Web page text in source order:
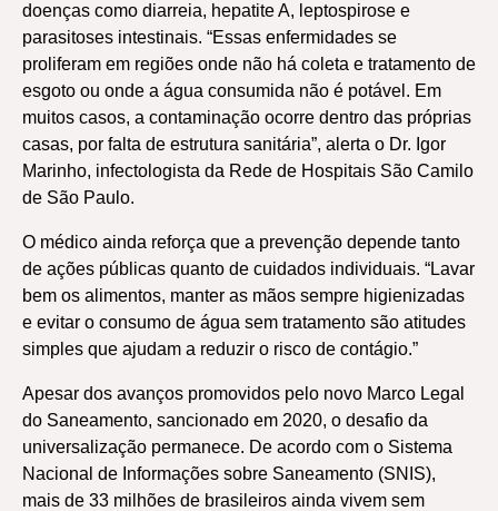
doenças como diarreia, hepatite A, leptospirose e
parasitoses intestinais. “Essas enfermidades se
proliferam em regiões onde não há coleta e tratamento de
esgoto ou onde a água consumida não é potável. Em
muitos casos, a contaminação ocorre dentro das próprias
casas, por falta de estrutura sanitária”, alerta o Dr. Igor
Marinho, infectologista da Rede de Hospitais São Camilo
de São Paulo.
O médico ainda reforça que a prevenção depende tanto
de ações públicas quanto de cuidados individuais. “Lavar
bem os alimentos, manter as mãos sempre higienizadas
e evitar o consumo de água sem tratamento são atitudes
simples que ajudam a reduzir o risco de contágio.”
Apesar dos avanços promovidos pelo novo Marco Legal
do Saneamento, sancionado em 2020, o desafio da
universalização permanece. De acordo com o Sistema
Nacional de Informações sobre Saneamento (SNIS),
mais de 33 milhões de brasileiros ainda vivem sem